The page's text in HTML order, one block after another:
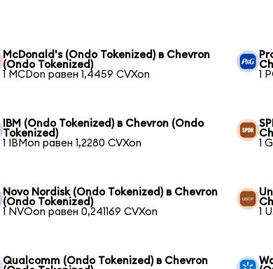
McDonald's (Ondo Tokenized) в Chevron
(Ondo Tokenized)
1 MCDon равен 1,4459 CVXon
1
IBM (Ondo Tokenized) в Chevron (Ondo
Tokenized)
1 IBMon равен 1,2280 CVXon
1
Novo Nordisk (Ondo Tokenized) в Chevron
(Ondo Tokenized)
1 NVOon равен 0,241169 CVXon
1
Qualcomm (Ondo Tokenized) в Chevron